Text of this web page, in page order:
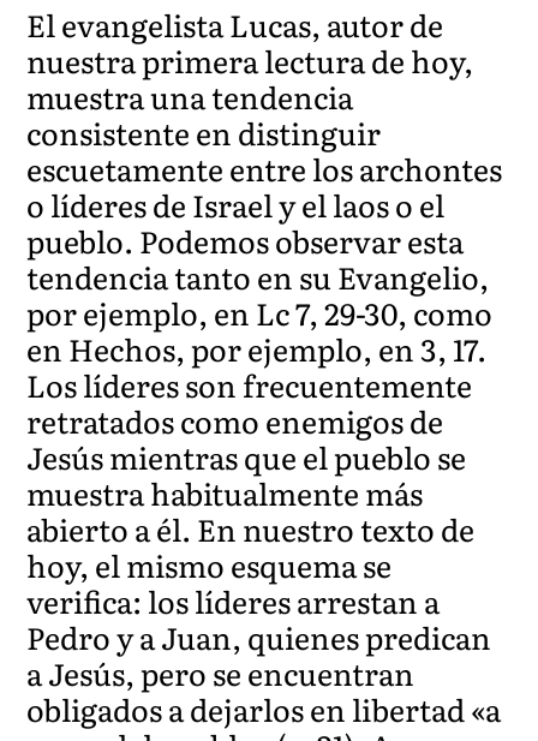
El evangelista Lucas, autor de
nuestra primera lectura de hoy,
muestra una tendencia
consistente en distinguir
escuetamente entre los archontes
o líderes de Israel y el laos o el
pueblo. Podemos observar esta
tendencia tanto en su Evangelio,
por ejemplo, en Lc 7, 29-30, como
en Hechos, por ejemplo, en 3, 17.
Los líderes son frecuentemente
retratados como enemigos de
Jesús mientras que el pueblo se
muestra habitualmente más
abierto a él. En nuestro texto de
hoy, el mismo esquema se
verifica: los líderes arrestan a
Pedro y a Juan, quienes predican
a Jesús, pero se encuentran
obligados a dejarlos en libertad «a